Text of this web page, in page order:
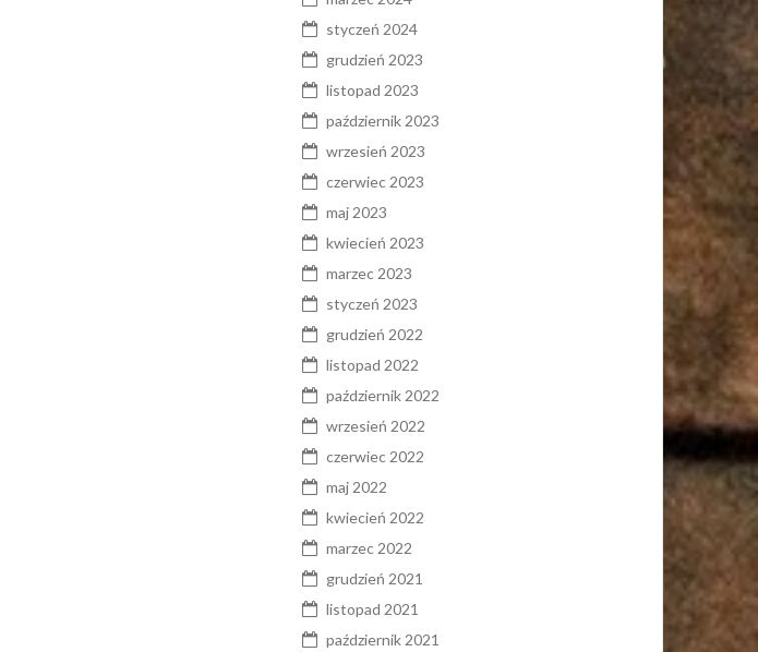
styczeń 2024
grudzień 2023
listopad 2023
październik 2023
wrzesień 2023
czerwiec 2023
maj 2023
kwiecień 2023
marzec 2023
styczeń 2023
grudzień 2022
listopad 2022
październik 2022
wrzesień 2022
czerwiec 2022
maj 2022
kwiecień 2022
marzec 2022
grudzień 2021
listopad 2021
październik 2021